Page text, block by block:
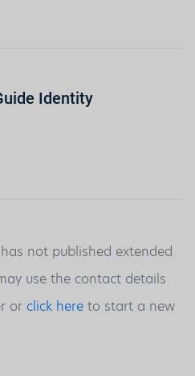
Identity
not published extended
use the contact details
or click here to start a new